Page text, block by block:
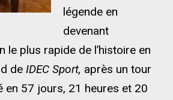
légende en
devenant
le plus rapide de l’histoire en
de IDEC Sport, après un tour
en 57 jours, 21 heures et 20